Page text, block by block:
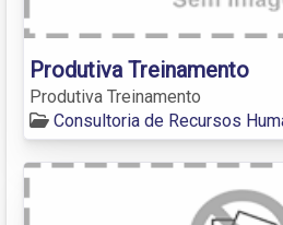
Produtiva Treinamento
Produtiva Treinamento
Consultoria de Recursos